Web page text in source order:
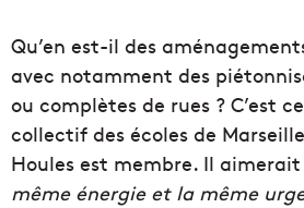
Qu’en est-il des
avec notamment des
ou complètes de rues ? C’est
collectif des écoles de
Houles est membre. Il
même énergie et la même